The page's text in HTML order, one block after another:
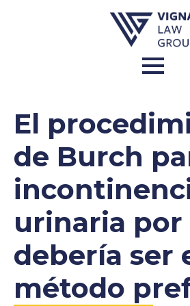
El
de Burch
urinaria por
debería ser
método